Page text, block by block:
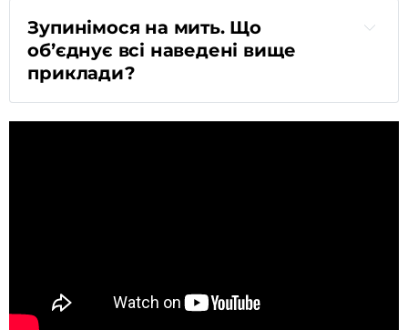
Зупинімося на мить. Що
обʼєднує всі наведені вище
приклади?